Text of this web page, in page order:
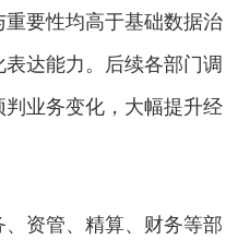
要性均高于基础数据治
达能力。后续各部门调
业务变化，大幅提升经
资管、精算、财务等部